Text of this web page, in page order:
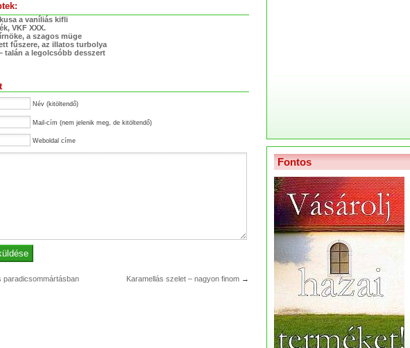
a vaníliás kifli
VKF XXX.
a szagos müge
fűszere, az illatos turbolya
talán a legolcsóbb desszert
Név (kitöltendő)
Mail-cím (nem jelenik meg, de kitöltendő)
Weboldal címe
paradicsommártásban Karamellás szelet – nagyon finom →
Fontos